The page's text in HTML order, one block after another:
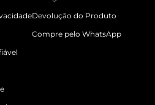
Devolução do Produto
Compre pelo WhatsApp